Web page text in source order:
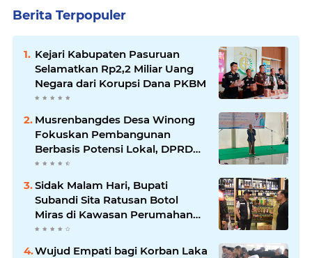
Berita Terpopuler
Kejari Kabupaten Pasuruan
Selamatkan Rp2,2 Miliar Uang
Negara dari Korupsi Dana PKBM
Musrenbangdes Desa Winong
Fokuskan Pembangunan
Berbasis Potensi Lokal, DPRD
Optimistis Meski Dihantam
Efisiensi Anggaran
Sidak Malam Hari, Bupati
Subandi Sita Ratusan Botol
Miras di Kawasan Perumahan
Sidoarjo
Wujud Empati bagi Korban Laka